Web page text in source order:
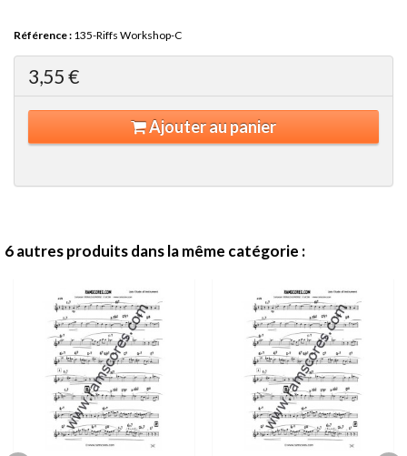
Référence : 135-Riffs Workshop-C
3,55 €
Ajouter au panier
6 autres produits dans la même catégorie :